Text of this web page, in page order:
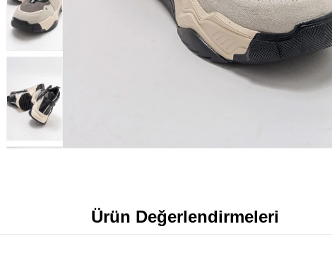
Ürün Değerlendirmeleri